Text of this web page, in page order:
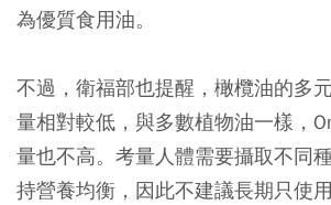
為優質食用油。
不過，衛福部也提醒，橄欖油的多
量相對較低，與多數植物油一樣，
量也不高。考量人體需要攝取不同
持營養均衡，因此不建議長期只使用